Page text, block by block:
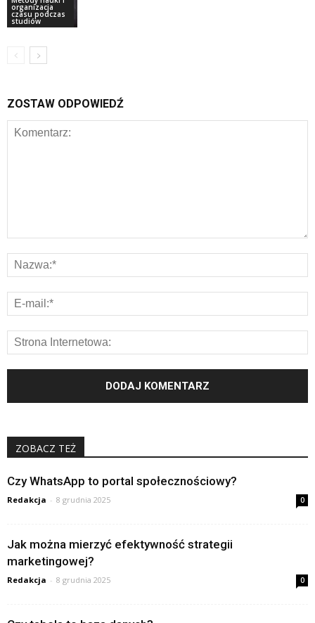
organizacja
czasu podczas
studiów
ZOSTAW ODPOWIEDŹ
ZOBACZ TEŻ
Czy WhatsApp to portal społecznościowy?
Redakcja - 8 grudnia 2025 0
Jak można mierzyć efektywność strategii
marketingowej?
Redakcja - 8 grudnia 2025 0